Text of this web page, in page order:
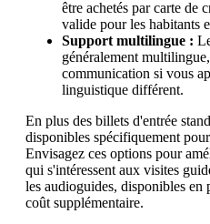
être achetés par carte de
valide pour les habitants
Support multilingue :
généralement
communication si vous
linguistique différent.
En plus des billets d'entrée
disponibles spécifiquement
Envisagez ces options pour
qui s'intéressent aux visites
les audioguides, disponibles en
coût supplémentaire.